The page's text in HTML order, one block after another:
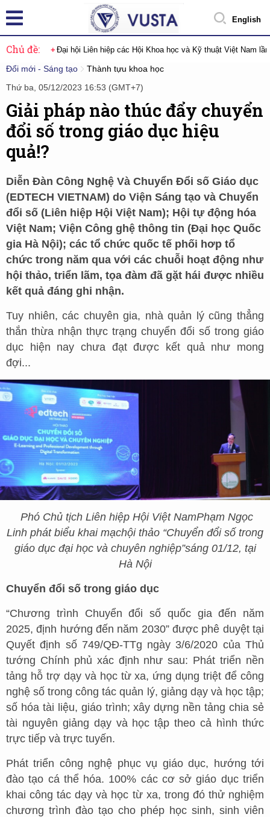
English
Chủ đề: Đại hội Liên hiệp các Hội Khoa học và Kỹ thuật Việt Nam
Đổi mới - Sáng tạo
Thành tựu khoa học
Thứ ba, 05/12/2023 16:53 (GMT+7)
Giải pháp nào thúc đẩy chuyển
đổi số trong giáo dục hiệu
quả!?
Diễn Đàn Công Nghệ Và Chuyển Đổi số Giáo dục
(EDTECH VIETNAM) do Viện Sáng tạo và Chuyển
đổi số (Liên hiệp Hội Việt Nam); Hội tự động hóa
Việt Nam; Viện Công ghệ thông tin (Đại học Quốc
gia Hà Nội); các tổ chức quốc tế phối hơp tổ
chức trong năm qua với các chuỗi hoạt động như
hội thảo, triển lãm, tọa đàm đã gặt hái được nhiều
kết quả đáng ghi nhận.
Tuy nhiên, các chuyên gia, nhà quản lý cũng thẳng
thắn thừa nhận thực trạng chuyển đổi số trong giáo
dục hiện nay chưa đạt được kết quả như mong
đợi...
Phó Chủ tịch Liên hiệp Hội Việt NamPhạm Ngọc
Linh phát biểu khai mạchội thảo “Chuyển đổi số trong
giáo dục đại học và chuyên nghiệp”sáng 01/12, tại
Hà Nội
Chuyển đổi số trong giáo dục
“Chương trình Chuyển đổi số quốc gia đến năm
2025, định hướng đến năm 2030” được phê duyệt tại
Quyết định số 749/QĐ-TTg ngày 3/6/2020 của Thủ
tướng Chính phủ xác định như sau: Phát triển nền
tảng hỗ trợ dạy và học từ xa, ứng dụng triệt để công
nghệ số trong công tác quản lý, giảng dạy và học tập;
số hóa tài liệu, giáo trình; xây dựng nền tảng chia sẻ
tài nguyên giảng dạy và học tập theo cả hình thức
trực tiếp và trực tuyến.
Phát triển công nghệ phục vụ giáo dục, hướng tới
đào tạo cá thể hóa. 100% các cơ sở giáo dục triển
khai công tác dạy và học từ xa, trong đó thử nghiệm
chương trình đào tạo cho phép học sinh, sinh viên